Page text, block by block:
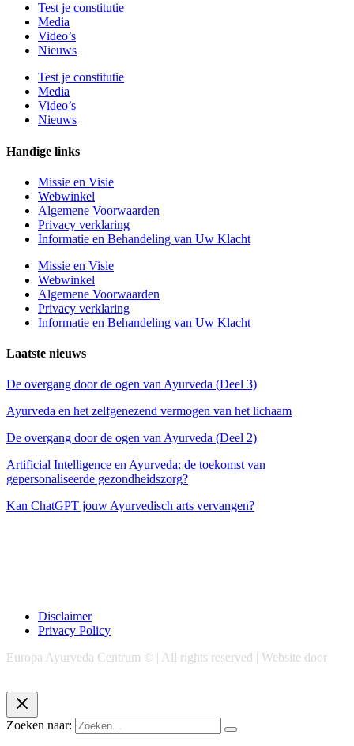
Test je constitutie
Media
Video’s
Nieuws
Test je constitutie
Media
Video’s
Nieuws
Handige links
Missie en Visie
Webwinkel
Algemene Voorwaarden
Privacy verklaring
Informatie en Behandeling van Uw Klacht
Missie en Visie
Webwinkel
Algemene Voorwaarden
Privacy verklaring
Informatie en Behandeling van Uw Klacht
Laatste nieuws
De overgang door de ogen van Ayurveda (Deel 3)
Ayurveda en het zelfgenezend vermogen van het lichaam
De overgang door de ogen van Ayurveda (Deel 2)
Artificial Intelligence en Ayurveda: de toekomst van
gepersonaliseerde gezondheidszorg?
Kan ChatGPT jouw Ayurvedisch arts vervangen?
Disclaimer
Privacy Policy
Europa Ayurveda Centrum © | All rights reserved | Website door
Zoeken naar: